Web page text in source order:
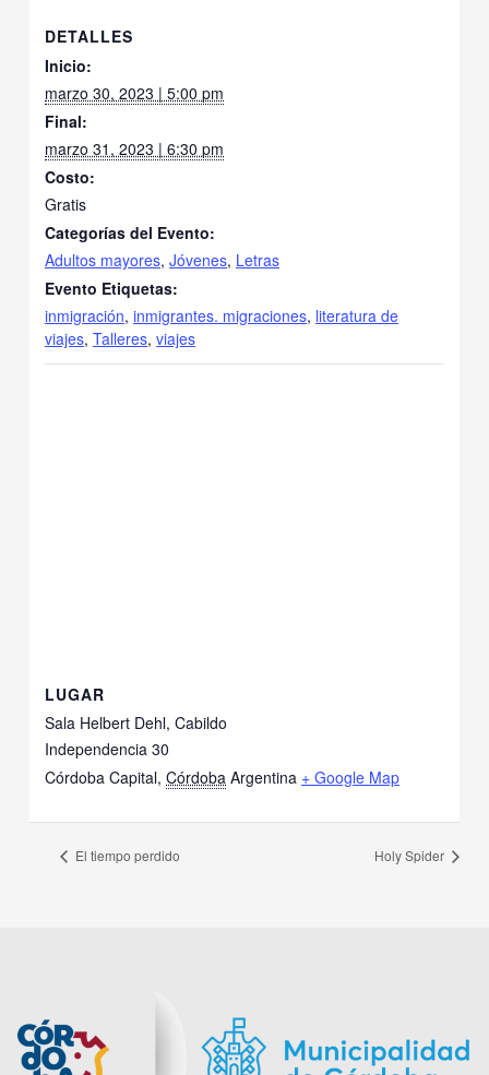
DETALLES
Inicio:
marzo 30, 2023 | 5:00 pm
Final:
marzo 31, 2023 | 6:30 pm
Costo:
Gratis
Categorías del Evento:
Adultos mayores,Jóvenes, Letras
Evento Etiquetas:
inmigración,inmigrantes. migraciones, literatura de
viajes,Talleres,viajes
LUGAR
Sala Helbert Dehl, Cabildo
Independencia 30
Córdoba Capital, Córdoba Argentina + Google Map
El tiempo perdido Holy Spider